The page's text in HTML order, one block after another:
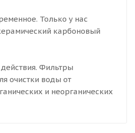
Только у нас
карбоновый
Фильтры
очистки воды от
и неорганических